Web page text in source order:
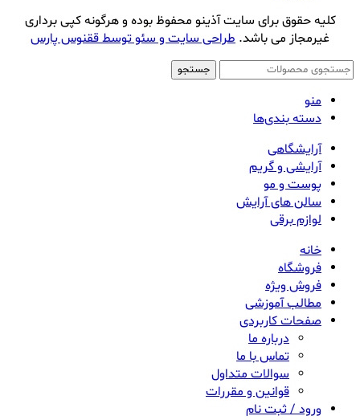
کلیه حقوق برای سایت آذینو محفوظ بوده و هرگونه کپی برداری
غیرمجاز می باشد. طراحی سایت و سئو توسط ققنوس پارس
جستجو
منو
دسته بندی‌ها
آرایشگاهی
آرایشی و گریم
پوست و مو
سالن های آرایش
لوازم برقی
خانه
فروشگاه
فروش ویژه
مطالب آموزشی
صفحات کاربردی
درباره ما
تماس با ما
سوالات متداول
قوانین و مقررات
ورود / ثبت نام